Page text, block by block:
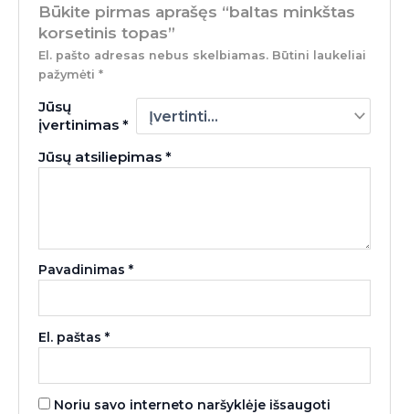
Būkite pirmas aprašęs “baltas minkštas
korsetinis topas”
El. pašto adresas nebus skelbiamas. Būtini laukeliai
pažymėti*
Jūsų
įvertinimas*
Jūsų atsiliepimas*
Pavadinimas*
El. paštas*
Noriu savo interneto naršyklėje išsaugoti